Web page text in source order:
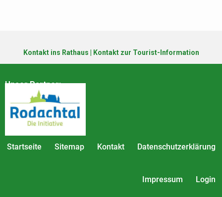
Kontakt ins Rathaus Kontakt zur Tourist-Information
Unser Partner:
Startseite Sitemap Kontakt Datenschutzerklärung
Impressum Login